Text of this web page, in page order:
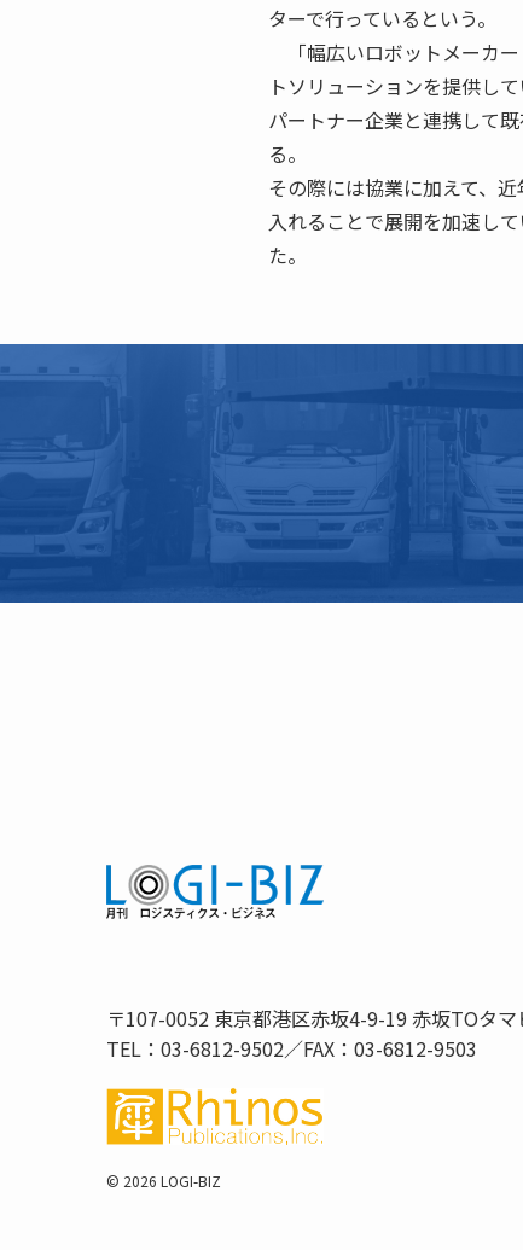
ターで行っているという。
「幅広いロボットメーカ
トソリューションを提供して
パートナー企業と連携して
る。
その際には協業に加えて、
入れることで展開を加速し
た。
〒107-0052 東京都港区赤坂4-9-19 赤坂TOタマ
TEL：03-6812-9502／FAX：03-6812-9503
© 2026 LOGI-BIZ